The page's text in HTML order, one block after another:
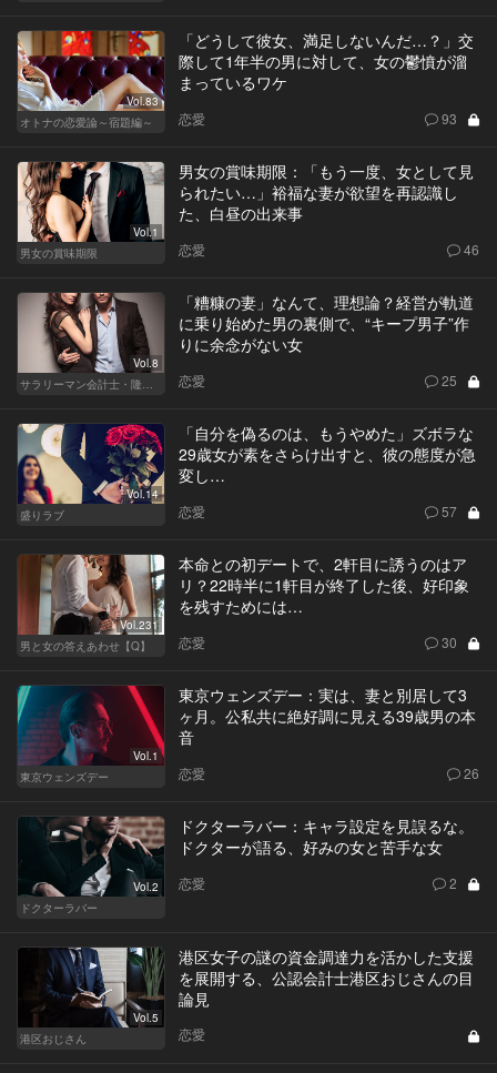
Vol.83
オトナの恋愛論～宿題編～
「どうして彼女、満足しないんだ…？」交
際して1年半の男に対して、女の鬱憤が溜
まっているワケ
恋愛 93
Vol.1
男女の賞味期限
男女の賞味期限：「もう一度、女として見
られたい…」裕福な妻が欲望を再認識し
た、白昼の出来事
恋愛 46
Vol.8
「糟糠の妻」なんて、理想論？経営が軌道
に乗り始めた男の裏側で、“キープ男子”作
りに余念がない女
恋愛 25
Vol.14
盛りラブ
「自分を偽るのは、もうやめた」ズボラな
29歳女が素をさらけ出すと、彼の態度が急
変し…
恋愛 57
Vol.231
男と女の答えあわせ【Q】
本命との初デートで、2軒目に誘うのはア
リ？22時半に1軒目が終了した後、好印象
を残すためには…
恋愛 30
Vol.1
東京ウェンズデー
東京ウェンズデー：実は、妻と別居して3
ヶ月。公私共に絶好調に見える39歳男の本
音
恋愛 26
Vol.2
ドクターラバー
ドクターラバー：キャラ設定を見誤るな。
ドクターが語る、好みの女と苦手な女
恋愛 2
Vol.5
港区おじさん
港区女子の謎の資金調達力を活かした支援
を展開する、公認会計士港区おじさんの目
論見
恋愛